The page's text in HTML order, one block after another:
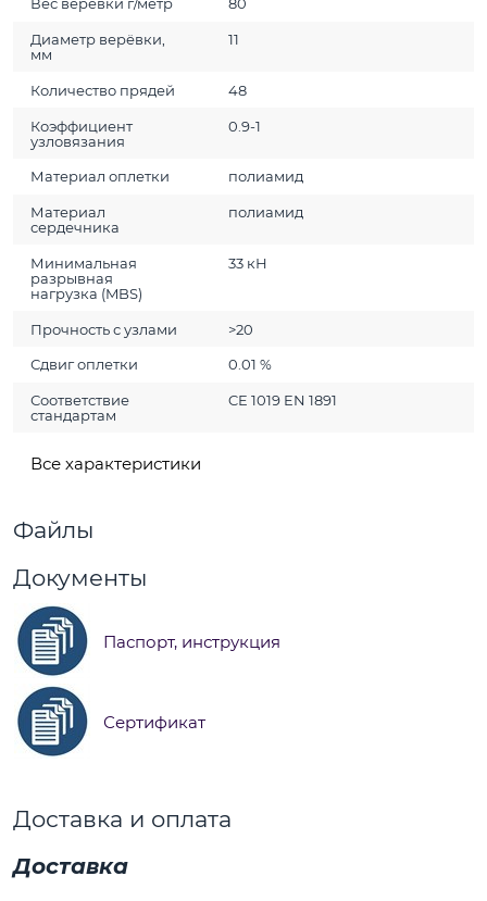
Вес веревки г/метр 80
Диаметр верёвки,
мм
11
Количество прядей 48
Коэффициент
узловязания
0.9-1
Материал оплетки полиамид
Материал
сердечника
полиамид
Минимальная
разрывная
нагрузка (MBS)
33 кН
Прочность с узлами >20
Сдвиг оплетки 0.01 %
Соответствие
стандартам
CE 1019 EN 1891
Все характеристики
Файлы
Документы
Паспорт, инструкция
Сертификат
Доставка и оплата
Доставка